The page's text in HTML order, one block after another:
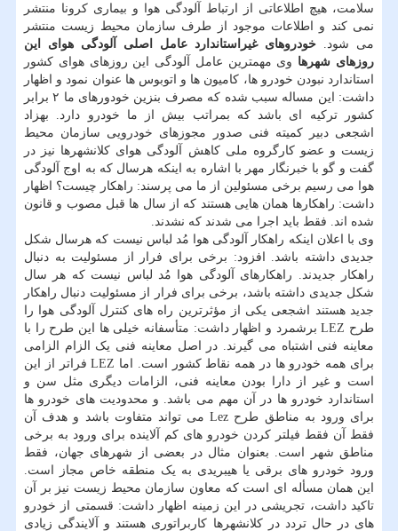
سلامت، هیچ اطلاعاتی از ارتباط آلودگی هوا و بیماری کرونا منتشر
نمی کند و اطلاعات موجود از طرف سازمان محیط زیست منتشر
می شود. خودروهای غیراستاندارد عامل اصلی آلودگی هوای این
روزهای شهرها وی مهمترین عامل آلودگی این روزهای هوای کشور
استاندارد نبودن خودرو ها، کامیون ها و اتوبوس ها عنوان نمود و اظهار
داشت: این مساله سبب شده که مصرف بنزین خودورهای ما ۲ برابر
کشور ترکیه ای باشد که بمراتب بیش از ما خودرو دارد. بهزاد
اشجعی دبیر کمیته فنی صدور مجوزهای خودرویی سازمان محیط
زیست و عضو کارگروه ملی کاهش آلودگی هوای کلانشهرها نیز در
گفت و گو با خبرنگار مهر با اشاره به اینکه هرسال که به اوج آلودگی
هوا می رسیم برخی مسئولین از ما می پرسند: راهکار چیست؟ اظهار
داشت: راهکارها همان هایی هستند که از سال ها قبل مصوب و قانون
شده اند. فقط باید اجرا می شدند که نشدند.
وی با اعلان اینکه راهکار آلودگی هوا مُد لباس نیست که هرسال شکل
جدیدی داشته باشد. افزود: برخی برای فرار از مسئولیت به دنبال
راهکار جدیدند. راهکارهای آلودگی هوا مُد لباس نیست که هر سال
شکل جدیدی داشته باشد، برخی برای فرار از مسئولیت دنبال راهکار
جدید هستند اشجعی یکی از مؤثرترین راه های کنترل آلودگی هوا را
طرح LEZ برشمرد و اظهار داشت: متأسفانه خیلی ها این طرح را با
معاینه فنی اشتباه می گیرند. در اصل معاینه فنی یک الزام الزامی
برای همه خودرو ها در همه نقاط کشور است. اما LEZ فراتر از این
است و غیر از دارا بودن معاینه فنی، الزامات دیگری مثل سن و
استاندارد خودرو ها در آن مهم می باشد. و محدودیت های خودرو ها
برای ورود به مناطق طرح Lez می تواند متفاوت باشد و هدف آن
فقط آن فقط فیلتر کردن خودرو های کم آلاینده برای ورود به برخی
مناطق شهر است. بعنوان مثال در بعضی از شهرهای جهان، فقط
ورود خودرو های برقی یا هیبریدی به یک منطقه خاص مجاز است.
این همان مسأله ای است که معاون سازمان محیط زیست نیز بر آن
تاکید داشت، تجریشی در این زمینه اظهار داشت: قسمتی از خودرو
های در حال تردد در کلانشهرها کاربراتوری هستند و آلایندگی زیادی